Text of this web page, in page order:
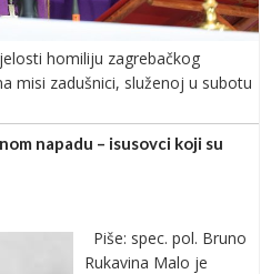
homiliju zagrebačkog
misi zadušnici, služenoj u subotu
napadu – isusovci koji su
Piše: spec. pol. Bruno
Rukavina Malo je